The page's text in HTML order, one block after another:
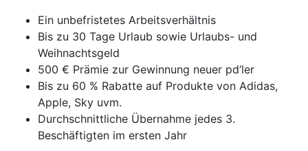
Ein unbefristetes Arbeitsverhältnis
Bis zu 30 Tage Urlaub sowie Urlaubs- und
Weihnachtsgeld
500 € Prämie zur Gewinnung neuer pd‘ler
Bis zu 60 % Rabatte auf Produkte von Adidas,
Apple, Sky uvm.
Durchschnittliche Übernahme jedes 3.
Beschäftigten im ersten Jahr